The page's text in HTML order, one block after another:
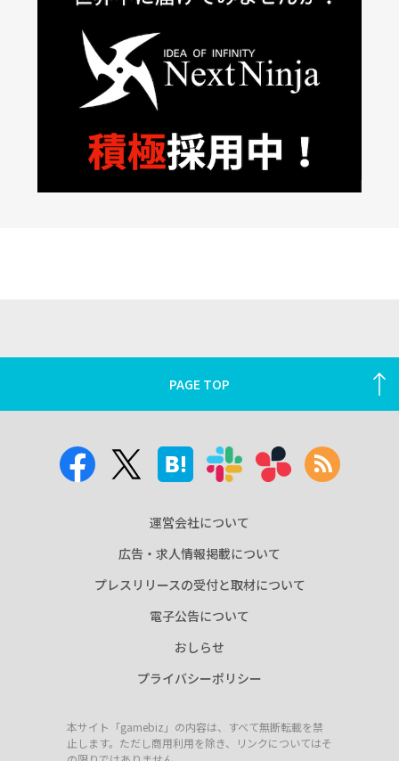
PAGE TOP
運営会社について
広告・求人情報掲載について
プレスリリースの受付と取材について
電子公告について
おしらせ
プライバシーポリシー
本サイト「gamebiz」の内容は、すべて無断転載を禁
止します。ただし商用利用を除き、リンクについてはそ